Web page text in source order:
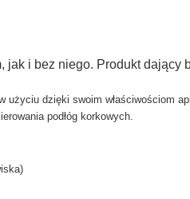
jak i bez niego. Produkt
użyciu dzięki swoim
podłóg korkowych.
)